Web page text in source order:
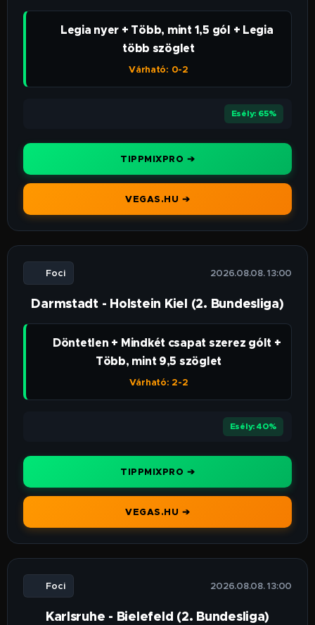
👉 Legia nyer + Több, mint 1,5 gól + Legia
több szöglet
Várható: 0-2
Esély: 65%
TIPPMIXPRO ➔
VEGAS.HU ➔
⚽ Foci 🕒 2026.08.08. 13:00
Darmstadt - Holstein Kiel (2. Bundesliga)
👉 Döntetlen + Mindkét csapat szerez gólt +
Több, mint 9,5 szöglet
Várható: 2-2
Esély: 40%
TIPPMIXPRO ➔
VEGAS.HU ➔
⚽ Foci 🕒 2026.08.08. 13:00
Karlsruhe - Bielefeld (2. Bundesliga)